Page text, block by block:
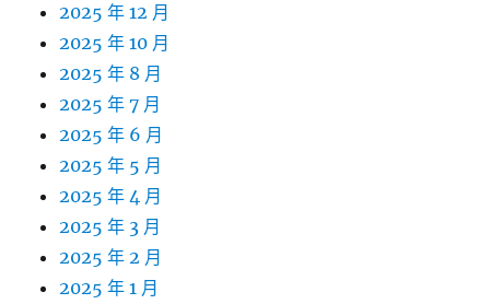
2025 年 12 月
2025 年 10 月
2025 年 8 月
2025 年 7 月
2025 年 6 月
2025 年 5 月
2025 年 4 月
2025 年 3 月
2025 年 2 月
2025 年 1 月